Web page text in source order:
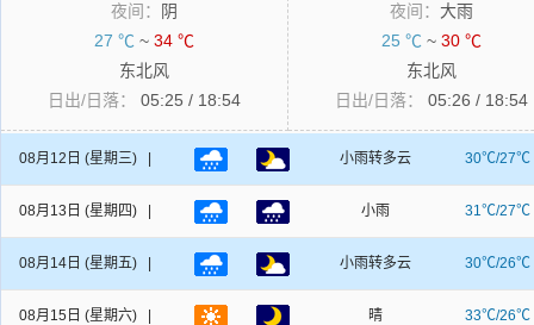
夜间：
阴
27 ℃ ~ 34 ℃
东北风
日出/日落：
05:25 / 18:54
夜间： 大雨
25 ℃ ~ 30 ℃
东北风
日出/日落：
05:26 / 18:54
08月12日 (星期三) | 小雨转多云 30℃/27℃
08月13日 (星期四) | 小雨 31℃/27℃
08月14日 (星期五) | 小雨转多云 30℃/26℃
08月15日 (星期六) | 晴 33℃/26℃